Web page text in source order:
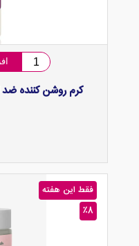
کرم روشن کننده
٪8
فقط این هفته